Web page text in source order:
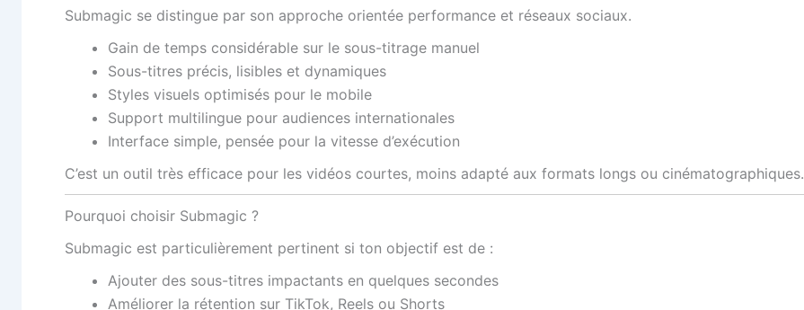
Submagic se distingue par son approche orientée performance et réseaux sociaux.
Gain de temps considérable sur le sous-titrage manuel
Sous-titres précis, lisibles et dynamiques
Styles visuels optimisés pour le mobile
Support multilingue pour audiences internationales
Interface simple, pensée pour la vitesse d’exécution
C’est un outil très efficace pour les vidéos courtes, moins adapté aux formats longs ou cinématographiques.
Pourquoi choisir Submagic ?
Submagic est particulièrement pertinent si ton objectif est de :
Ajouter des sous-titres impactants en quelques secondes
Améliorer la rétention sur TikTok, Reels ou Shorts